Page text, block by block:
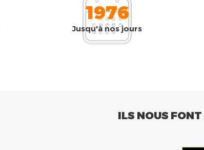
1976
Jusqu'à nos jours
ILS NOUS